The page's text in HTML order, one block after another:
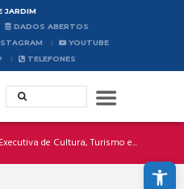
Abrir a barra de ferramentas
JARDIM
DADOS ABERTOS
YOUTUBE
TELEFONES
de Cultura, Turismo e...